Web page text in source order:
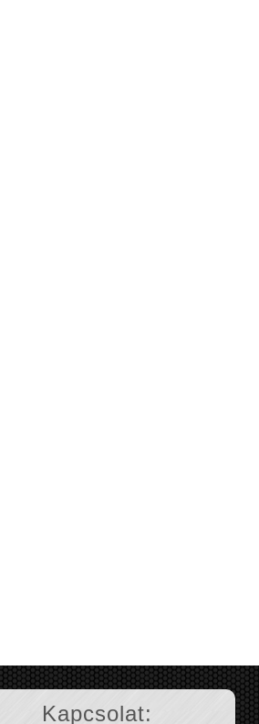
Kapcsolat: